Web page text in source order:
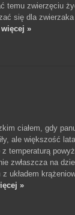
temu zwierzęciu
się dla
»
ciałem, gdy
ale większość
z temperaturą
zwłaszcza na
z układem
»